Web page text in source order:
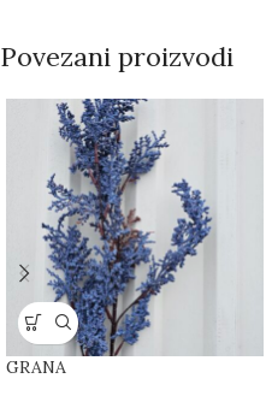
Povezani proizvodi
GRANA